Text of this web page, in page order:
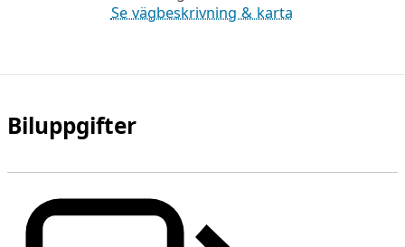
Se vägbeskrivning & karta
Biluppgifter